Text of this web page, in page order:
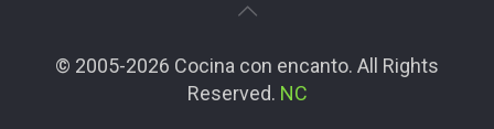
© 2005-2026 Cocina con encanto. All Rights
Reserved. NC